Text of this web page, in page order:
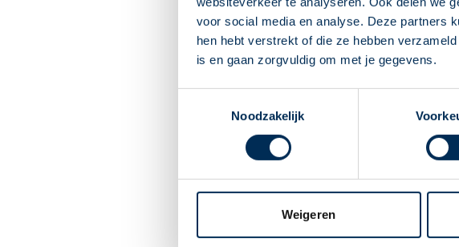
voor social media en analyse. Deze partners
hen hebt verstrekt of die ze hebben
is en gaan zorgvuldig om met je gegevens.
Noodzakelijk
Weigeren
Deze
Zo kan
naar uw arts als u na 2 dagen nog
wordt.
Gebruikt u dit medicijn bij chronische
U kunt hoofdpijn krijgen en duizelig
mond en winderigheid.
Bent u zwanger? Of wilt u zwanger
niet zeker of dit medicijn veilig is voor
U mag dit medicijn gebruiken als u
Lees meer op apotheek.nl